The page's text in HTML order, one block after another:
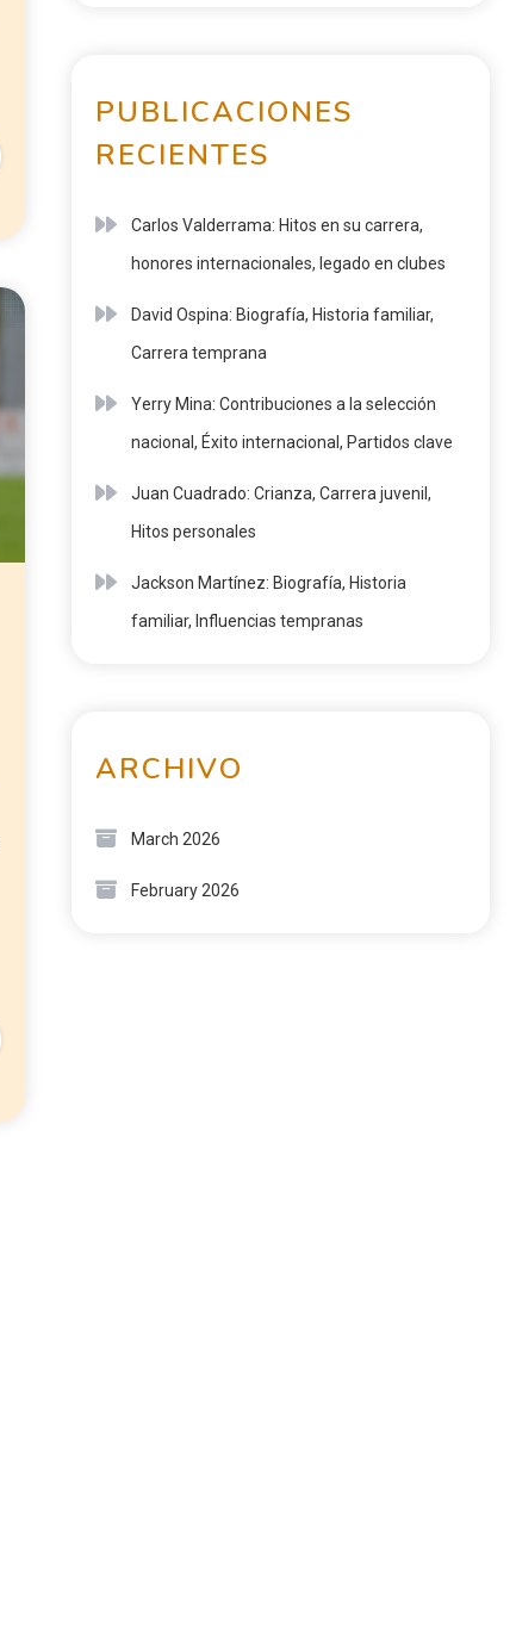
PUBLICACIONES
RECIENTES
Carlos Valderrama: Hitos en su carrera,
honores internacionales, legado en clubes
David Ospina: Biografía, Historia familiar,
Carrera temprana
Yerry Mina: Contribuciones a la selección
nacional, Éxito internacional, Partidos clave
Juan Cuadrado: Crianza, Carrera juvenil,
Hitos personales
Jackson Martínez: Biografía, Historia
familiar, Influencias tempranas
ARCHIVO
March 2026
February 2026